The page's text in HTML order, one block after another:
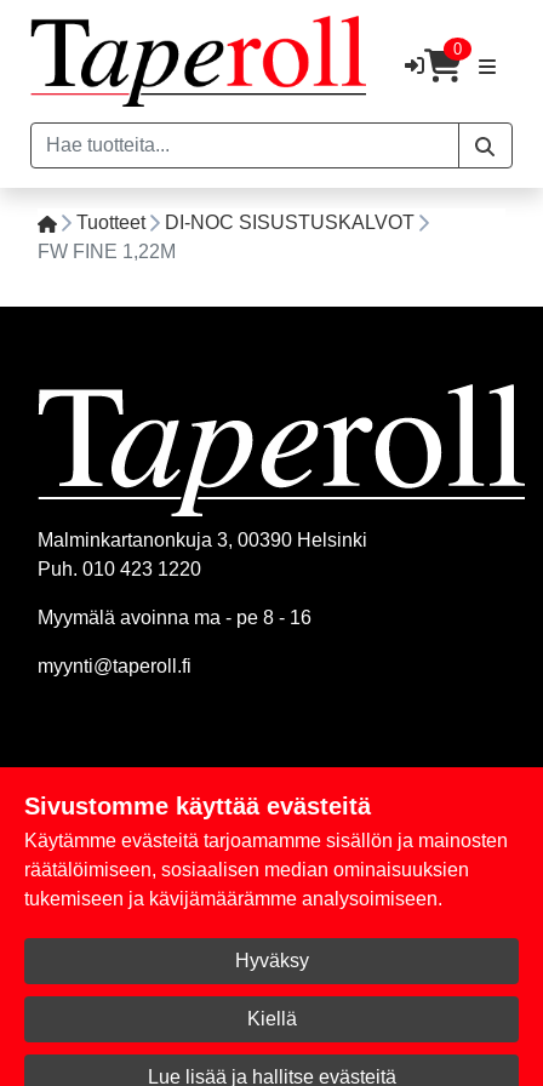
0
Tuotteet
DI-NOC SISUSTUSKALVOT
FW FINE 1,22M
Malminkartanonkuja 3, 00390 Helsinki
Puh. 010 423 1220
Myymälä avoinna ma - pe 8 - 16
myynti@taperoll.fi
Linkit
Rekisteriseloste
Toimitus- ja maksuehdot
Kirjaudu sisään
© 2026 Taperoll
Sivustomme käyttää evästeitä
Käytämme evästeitä tarjoamamme sisällön ja mainosten
räätälöimiseen, sosiaalisen median ominaisuuksien
tukemiseen ja kävijämäärämme analysoimiseen.
Hyväksy
Kiellä
Lue lisää ja hallitse evästeitä